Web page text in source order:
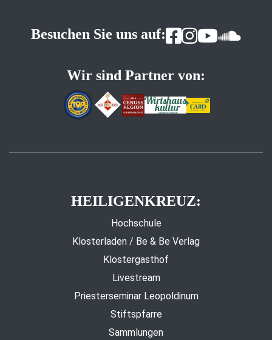
Besuchen Sie uns auf:
Wir sind Partner von:
HEILIGENKREUZ:
Hochschule
Klosterladen / Be & Be Verlag
Klostergasthof
Livestream
Priesterseminar Leopoldinum
Stiftspfarre
Sammlungen